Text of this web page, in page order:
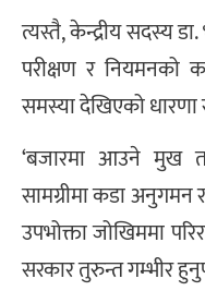
त्यस्तै, केन्द्रीय सदस्य
परीक्षण र नियमनको
समस्या देखिएको धारणा
‘बजारमा आउने मुख
सामग्रीमा कडा अनुगमन
उपभोक्ता जोखिममा
सरकार तुरुन्त गम्भीर